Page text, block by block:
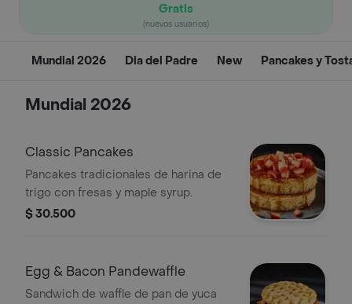
Gratis
(nuevos usuarios)
Mundial 2026 Dia del Padre New Pancakes y
Mundial 2026
Classic Pancakes
Pancakes tradicionales de harina de
trigo con fresas y maple syrup.
$ 30.500
Egg & Bacon Pandewaffle
Sandwich de waffle de pan de yuca